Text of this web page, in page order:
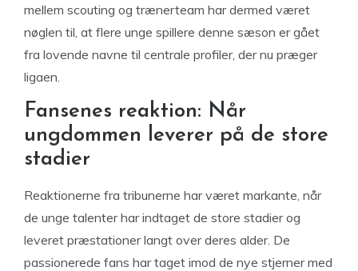
mellem scouting og trænerteam har dermed været
nøglen til, at flere unge spillere denne sæson er gået
fra lovende navne til centrale profiler, der nu præger
ligaen.
Fansenes reaktion: Når
ungdommen leverer på de store
stadier
Reaktionerne fra tribunerne har været markante, når
de unge talenter har indtaget de store stadier og
leveret præstationer langt over deres alder. De
passionerede fans har taget imod de nye stjerner med